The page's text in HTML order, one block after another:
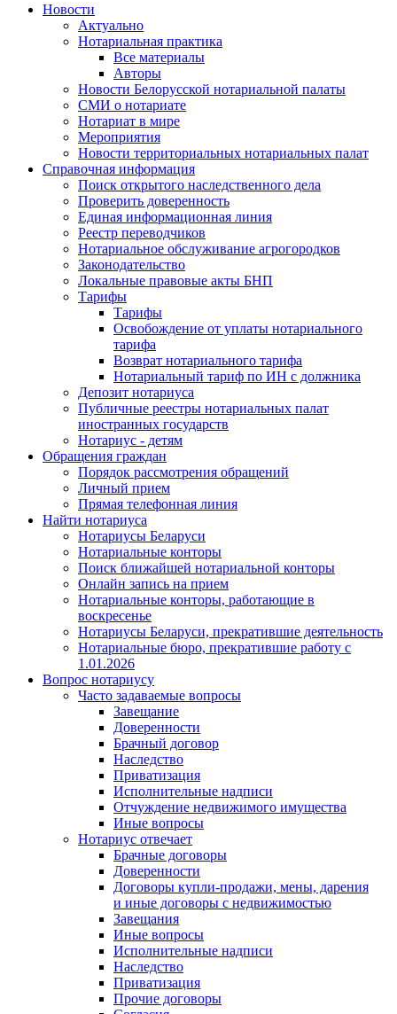
Новости
Актуально
Нотариальная практика
Все материалы
Авторы
Новости Белорусской нотариальной палаты
СМИ о нотариате
Нотариат в мире
Мероприятия
Новости территориальных нотариальных палат
Справочная информация
Поиск открытого наследственного дела
Проверить доверенность
Единая информационная линия
Реестр переводчиков
Нотариальное обслуживание агрогородков
Законодательство
Локальные правовые акты БНП
Тарифы
Тарифы
Освобождение от уплаты нотариального
тарифа
Возврат нотариального тарифа
Нотариальный тариф по ИН с должника
Депозит нотариуса
Публичные реестры нотариальных палат
иностранных государств
Нотариус - детям
Обращения граждан
Порядок рассмотрения обращений
Личный прием
Прямая телефонная линия
Найти нотариуса
Нотариусы Беларуси
Нотариальные конторы
Поиск ближайшей нотариальной конторы
Онлайн запись на прием
Нотариальные конторы, работающие в
воскресенье
Нотариусы Беларуси, прекратившие деятельность
Нотариальные бюро, прекратившие работу с
1.01.2026
Вопрос нотариусу
Часто задаваемые вопросы
Завещание
Доверенности
Брачный договор
Наследство
Приватизация
Исполнительные надписи
Отчуждение недвижимого имущества
Иные вопросы
Нотариус отвечает
Брачные договоры
Доверенности
Договоры купли-продажи, мены, дарения
и иные договоры с недвижимостью
Завещания
Иные вопросы
Исполнительные надписи
Наследство
Приватизация
Прочие договоры